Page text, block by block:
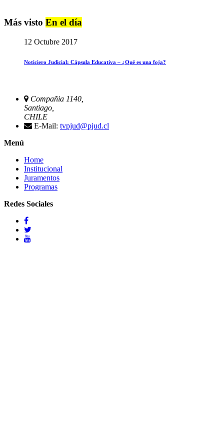
Más visto En el día
12 Octubre 2017
Noticiero Judicial: Cápsula Educativa – ¿Qué es una foja?
Compañia 1140,
Santiago,
CHILE
E-Mail: tvpjud@pjud.cl
Menú
Home
Institucional
Juramentos
Programas
Redes Sociales